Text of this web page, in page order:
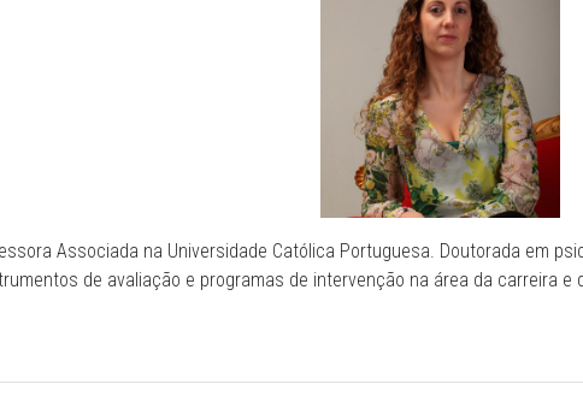
Associada na Universidade Católica Portuguesa. Doutorada em
de avaliação e programas de intervenção na área da carreira e